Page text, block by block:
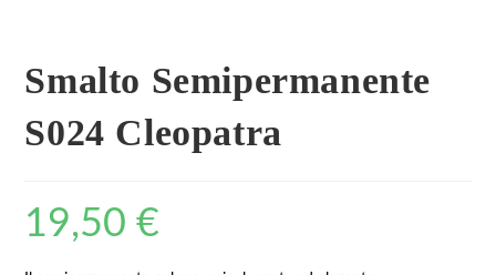
Smalto Semipermanente
S024 Cleopatra
19,50€